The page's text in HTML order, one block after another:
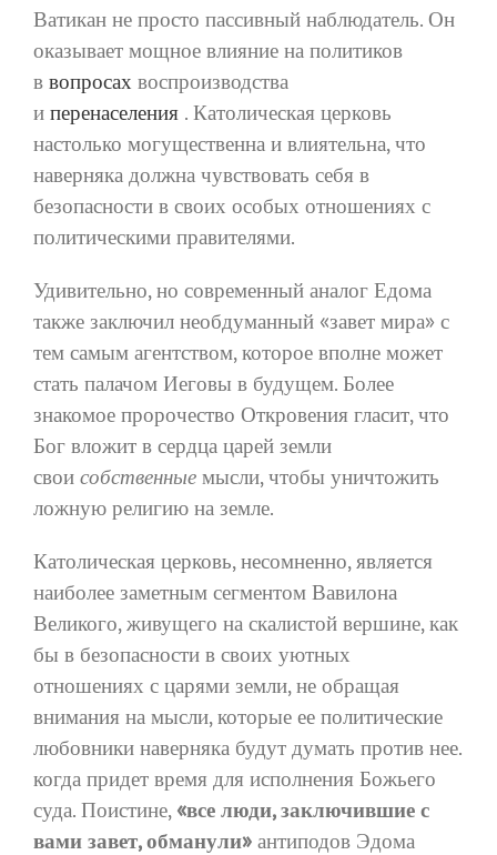
Ватикан не просто пассивный наблюдатель. Он
оказывает мощное влияние на политиков
в вопросах воспроизводства
и перенаселения . Католическая церковь
настолько могущественна и влиятельна, что
наверняка должна чувствовать себя в
безопасности в своих особых отношениях с
политическими правителями.
Удивительно, но современный аналог Едома
также заключил необдуманный «завет мира» с
тем самым агентством, которое вполне может
стать палачом Иеговы в будущем. Более
знакомое пророчество Откровения гласит, что
Бог вложит в сердца царей земли
свои собственные мысли, чтобы уничтожить
ложную религию на земле.
Католическая церковь, несомненно, является
наиболее заметным сегментом Вавилона
Великого, живущего на скалистой вершине, как
бы в безопасности в своих уютных
отношениях с царями земли, не обращая
внимания на мысли, которые ее политические
любовники наверняка будут думать против нее.
когда придет время для исполнения Божьего
суда. Поистине, «все люди, заключившие с
вами завет, обманули» антиподов Эдома